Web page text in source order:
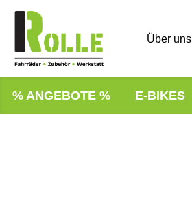
Über uns
% ANGEBOTE % E-BIKES